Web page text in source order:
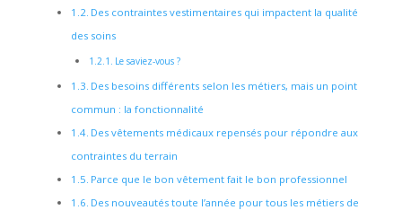
Des contraintes vestimentaires qui impactent la qualité
des soins
Le saviez-vous ?
Des besoins différents selon les métiers, mais un point
commun : la fonctionnalité
Des vêtements médicaux repensés pour répondre aux
contraintes du terrain
Parce que le bon vêtement fait le bon professionnel
Des nouveautés toute l’année pour tous les métiers de